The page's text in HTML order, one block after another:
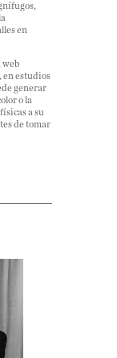
en
web
en estudios
generar
o la
a su
de tomar